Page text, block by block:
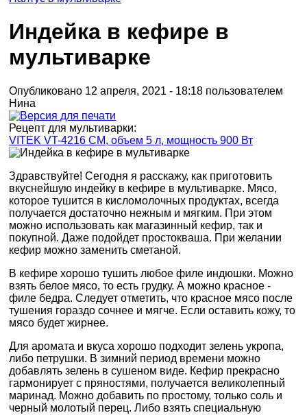
Индейка в кефире в
мультиварке
Опубликовано 12 апреля, 2021 - 18:18 пользователем
Нина
Рецепт для мультиварки:
VITEK VT-4216 CM, объем 5 л, мощность 900 Вт
Здравствуйте! Сегодня я расскажу, как приготовить
вкуснейшую индейку в кефире в мультиварке. Мясо,
которое тушится в кисломолочных продуктах, всегда
получается достаточно нежным и мягким. При этом
можно использовать как магазинный кефир, так и
покупной. Даже подойдет простокваша. При желании
кефир можно заменить сметаной.
В кефире хорошо тушить любое филе индюшки. Можно
взять белое мясо, то есть грудку. А можно красное -
филе бедра. Следует отметить, что красное мясо после
тушения гораздо сочнее и мягче. Если оставить кожу, то
мясо будет жирнее.
Для аромата и вкуса хорошо подходит зелень укропа,
либо петрушки. В зимний период времени можно
добавлять зелень в сушеном виде. Кефир прекрасно
гармонирует с пряностями, получается великолепный
маринад. Можно добавить по простому, только соль и
черный молотый перец. Либо взять специальную